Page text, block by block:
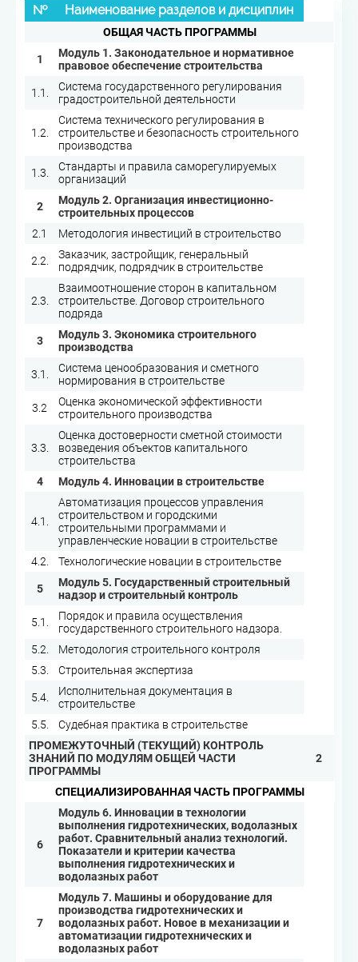
№ Наименование разделов и дисциплин
ОБЩАЯ ЧАСТЬ ПРОГРАММЫ
1
Модуль 1. Законодательное и нормативное
правовое обеспечение строительства
1.1.
Система государственного регулирования
градостроительной деятельности
1.2.
Система технического регулирования в
строительстве и безопасность строительного
производства
1.3.
Стандарты и правила саморегулируемых
организаций
2
Модуль 2. Организация инвестиционно-
строительных процессов
2.1
Методология инвестиций в строительство
2.2.
Заказчик, застройщик, генеральный
подрядчик, подрядчик в строительстве
2.3.
Взаимоотношение сторон в капитальном
строительстве. Договор строительного
подряда
3
Модуль 3. Экономика строительного
производства
3.1.
Система ценообразования и сметного
нормирования в строительстве
3.2
Оценка экономической эффективности
строительного производства
3.3.
Оценка достоверности сметной стоимости
возведения объектов капитального
строительства
4
Модуль 4. Инновации в строительстве
4.1.
Автоматизация процессов управления
строительством и городскими
строительными программами и
управленческие новации в строительстве
4.2.
Технологические новации в строительстве
5
Модуль 5. Государственный строительный
надзор и строительный контроль
5.1.
Порядок и правила осуществления
государственного строительного надзора.
5.2.
Методология строительного контроля
5.3.
Строительная экспертиза
5.4.
Исполнительная документация в
строительстве
5.5.
Судебная практика в строительстве
ПРОМЕЖУТОЧНЫЙ (ТЕКУЩИЙ) КОНТРОЛЬ
ЗНАНИЙ ПО МОДУЛЯМ ОБЩЕЙ ЧАСТИ
ПРОГРАММЫ
2
СПЕЦИАЛИЗИРОВАННАЯ ЧАСТЬ ПРОГРАММЫ
6
Модуль 6. Инновации в технологии
выполнения гидротехнических, водолазных
работ. Сравнительный анализ технологий.
Показатели и критерии качества
выполнения гидротехнических и
водолазных работ
7
Модуль 7. Машины и оборудование для
производства гидротехнических и
водолазных работ. Новое в механизации и
автоматизации гидротехнических и
водолазных работ